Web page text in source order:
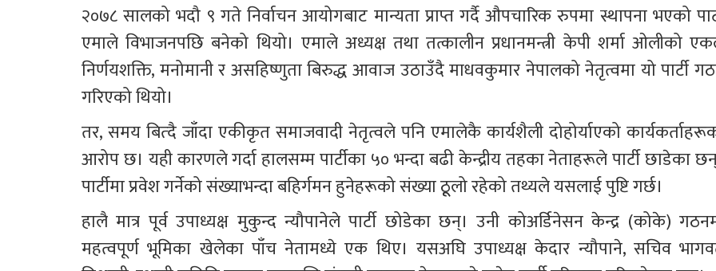
२०७८ सालको भदौ ९ गते निर्वाचन आयोगबाट मान्यता प्राप्त गर्दै औपचारिक रुपमा स्थापना भएको
एमाले विभाजनपछि बनेको थियो। एमाले अध्यक्ष तथा तत्कालीन प्रधानमन्त्री केपी शर्मा ओलीको
निर्णयशक्ति, मनोमानी र असहिष्णुता बिरुद्ध आवाज उठाउँदै माधवकुमार नेपालको नेतृत्वमा यो पार्टी
गरिएको थियो।
तर, समय बित्दै जाँदा एकीकृत समाजवादी नेतृत्वले पनि एमालेकै कार्यशैली दोहोर्याएको
आरोप छ। यही कारणले गर्दा हालसम्म पार्टीका ५० भन्दा बढी केन्द्रीय तहका नेताहरूले पार्टी छाडेका
पार्टीमा प्रवेश गर्नेको संख्याभन्दा बहिर्गमन हुनेहरूको संख्या ठूूलो रहेको तथ्यले यसलाई पुष्टि गर्छ।
हालै मात्र पूर्व उपाध्यक्ष मुकुन्द न्यौपानेले पार्टी छोडेका छन्। उनी कोअर्डिनेसन केन्द्र (कोके)
महत्वपूर्ण भूमिका खेलेका पाँच नेतामध्ये एक थिए। यसअघि उपाध्यक्ष केदार न्यौपाने, सचिव